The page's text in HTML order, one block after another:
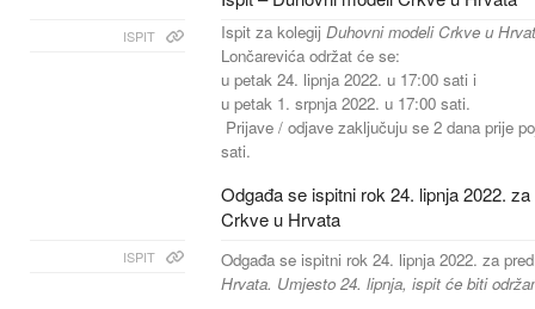
ISPIT Ispit za kolegij Duhovni modeli Crkve u
Lončarevića održat će se:
u petak 24. lipnja 2022. u 17:00 sati i
u petak 1. srpnja 2022. u 17:00 sati.
Prijave / odjave zaključuju se 2 dana prije
sati.
Odgađa se ispitni rok 24. lipnja 2022.
Crkve u Hrvata
ISPIT
Odgađa se ispitni rok 24. lipnja 2022. za
Hrvata. Umjesto 24. lipnja, ispit će biti